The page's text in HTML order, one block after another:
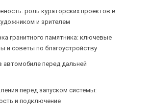
роль кураторских проектов в
и зрителем
гранитного памятника: ключевые
и советы по благоустройству
автомобиле перед дальней
перед запуском системы:
и подключение